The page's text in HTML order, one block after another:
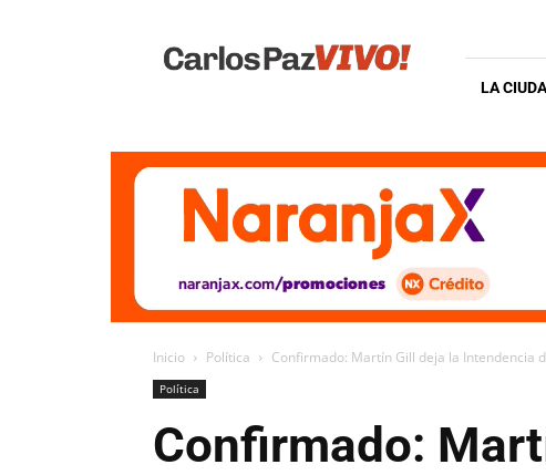
Vivo
LA
Inicio Política Confirmado: Martín Gill deja la Intendencia
Política
Confirmado: